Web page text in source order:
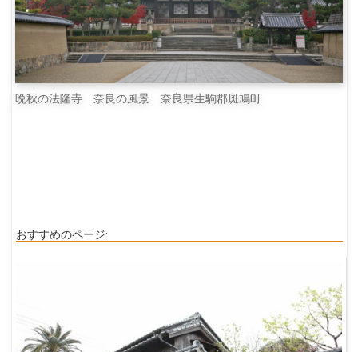
晩秋の法隆寺 奈良の風景 奈良県生駒郡斑鳩町
おすすめのページ: